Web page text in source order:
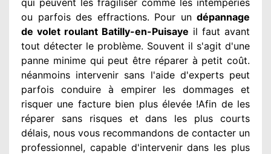
ou parfois des effractions. Pour un dépannage
de volet roulant Batilly-en-Puisaye il faut avant
tout détecter le problème. Souvent il s'agit d'une
panne minime qui peut être réparerà petit coût.
néanmoins intervenir sans l'aide d'expertspeut
parfois conduire à empirerles dommages et
risquer une facture bien plus élevée!Afin de les
réparer sans risques et dans les plus courts
délais, nous vous recommandons de contacterun
professionnel, capable d'intervenirdans les plus